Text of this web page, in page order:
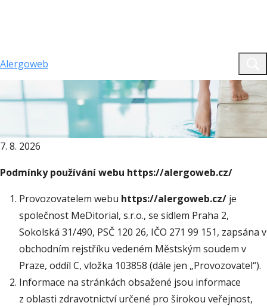
Alergoweb
website.aw.web.text.home Prohlášení
Prohlášení
7. 8. 2026
Podmínky používání webu https://alergoweb.cz/
Provozovatelem webu https://alergoweb.cz/ je
společnost MeDitorial, s.r.o., se sídlem Praha 2,
Sokolská 31/490, PSČ 120 26, IČO 271 99 151, zapsána v
obchodním rejstříku vedeném Městským soudem v
Praze, oddíl C, vložka 103858 (dále jen „Provozovatel“).
Informace na stránkách obsažené jsou informace
z oblasti zdravotnictví určené pro širokou veřejnost,